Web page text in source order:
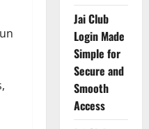
Jai Club
Login Made
Simple for
Secure and
Smooth
Access